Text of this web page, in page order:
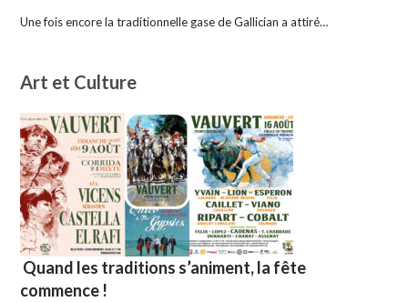
Une fois encore la traditionnelle gase de Gallician a attiré…
Art et Culture
Quand les traditions s’animent, la fête
commence !